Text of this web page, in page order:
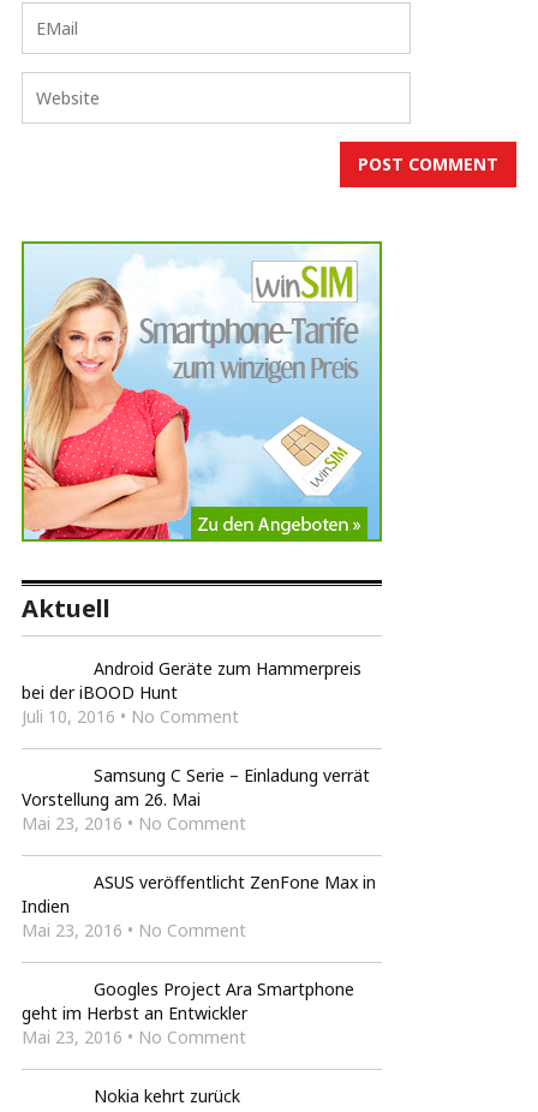
Aktuell
Android Geräte zum Hammerpreis
bei der iBOOD Hunt
Juli 10, 2016 • No Comment
Samsung C Serie – Einladung verrät
Vorstellung am 26. Mai
Mai 23, 2016 • No Comment
ASUS veröffentlicht ZenFone Max in
Indien
Mai 23, 2016 • No Comment
Googles Project Ara Smartphone
geht im Herbst an Entwickler
Mai 23, 2016 • No Comment
Nokia kehrt zurück